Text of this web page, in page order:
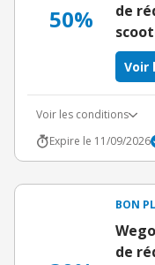
50%
de
Voir
Voir les conditions
Expire le 11/09/2026
BON
de